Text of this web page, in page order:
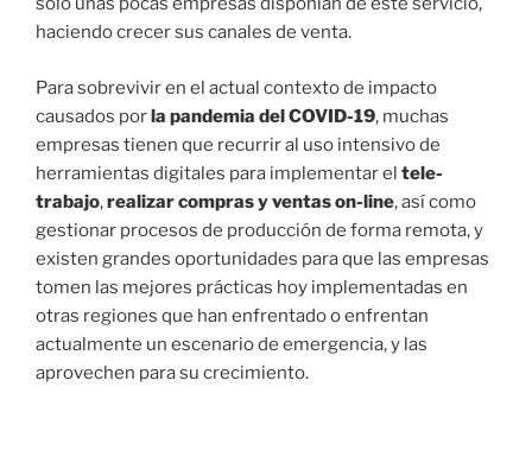
haciendo crecer sus canales de venta.
Para sobrevivir en el actual contexto de impacto
causados porla pandemia del COVID-19, muchas
empresas tienen que recurrir al uso intensivo de
herramientas digitales para implementar el tele-
trabajo,realizar compras y ventas on-line, así como
gestionar procesos de producción de forma remota, y
existen grandes oportunidades para que las empresas
tomen las mejores prácticas hoy implementadas en
otras regiones que han enfrentado o enfrentan
actualmente un escenario de emergencia, y las
aprovechen para su crecimiento.